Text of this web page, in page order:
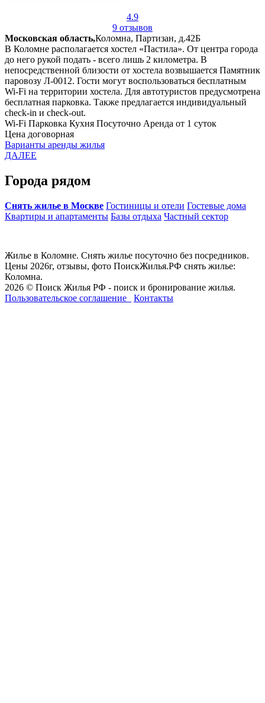
4.9
9 отзывов
Московская область,Коломна, Партизан, д.42Б
В Коломне располагается хостел «Пастила». От центра города
до него рукой подать - всего лишь 2 километра. В
непосредственной близости от хостела возвышается Памятник
паровозу Л-0012. Гости могут воспользоваться бесплатным
Wi-Fi на территории хостела. Для автотуристов предусмотрена
бесплатная парковка. Также предлагается индивидуальный
check-in и check-out.
Wi-Fi Парковка Кухня Посуточно Аренда от 1 суток
Цена договорная
Варианты аренды жилья
ДАЛЕЕ
Города рядом
Снять жилье в Москве Гостиницы и отели Гостевые дома
Квартиры и апартаменты Базы отдыха Частный сектор
Жилье в Коломне. Снять жилье посуточно без посредников.
Цены 2026г, отзывы, фото ПоискЖилья.РФ снять жилье:
Коломна.
2026 © Поиск Жилья РФ - поиск и бронирование жилья.
Пользовательское соглашение
Контакты